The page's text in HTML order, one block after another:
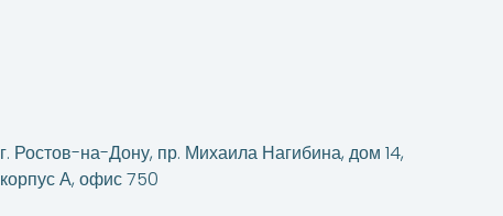
г. Ростов-на-Дону, пр. Михаила Нагибина, дом 14,
корпус А, офис 750